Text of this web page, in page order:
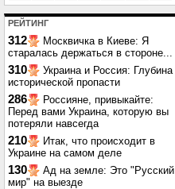
РЕЙТИНГ
312
Москвичка в Киеве: Я
старалась держаться в стороне...
310
Украина и Россия: Глубина
исторической пропасти
286
Россияне, привыкайте:
Перед вами Украина, которую вы
потеряли навсегда
210
Итак, что происходит в
Украине на самом деле
130
Ад на земле: Это "Русский
мир" на выезде